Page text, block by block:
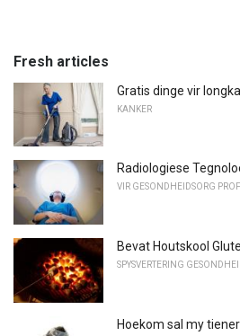
Fresh articles
Gratis dinge vir
KANKER
Radiologiese
VIR GESONDHEIDSORG
Bevat Houtskool
SPYSVERTERING
Hoekom sal my